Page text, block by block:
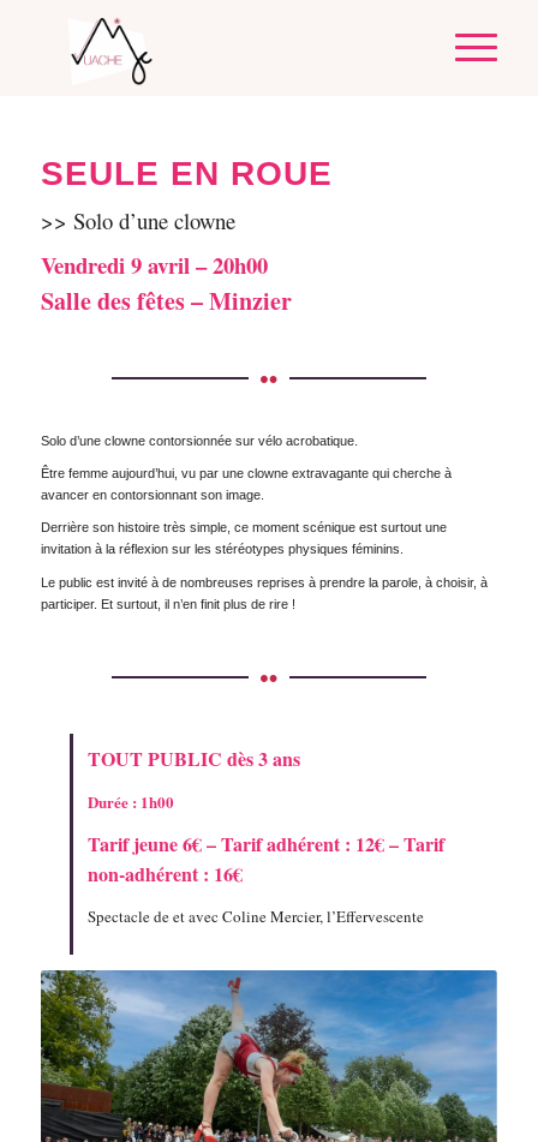
SEULE EN ROUE
>> Solo d’une clowne
Vendredi 9 avril – 20h00
Salle des fêtes – Minzier
Solo d’une clowne contorsionnée sur vélo acrobatique.
Être femme aujourd’hui, vu par une clowne extravagante qui cherche à
avancer en contorsionnant son image.
Derrière son histoire très simple, ce moment scénique est surtout une
invitation à la réflexion sur les stéréotypes physiques féminins.
Le public est invité à de nombreuses reprises à prendre la parole, à choisir, à
participer. Et surtout, il n’en finit plus de rire !
TOUT PUBLIC dès 3 ans
Durée : 1h00
Tarif jeune 6€ – Tarif adhérent : 12€ – Tarif
non-adhérent : 16€
Spectacle de et avec Coline Mercier, l’Effervescente